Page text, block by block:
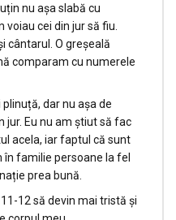
nu așa slabă cu
cei din jur să fiu.
cântarul. O greșeală
comparam cu numerele
dar nu așa de
jur. Eu nu am știut să fac
acela, iar faptul că sunt
familie persoane la fel
prea bună.
12 să devin mai tristă și